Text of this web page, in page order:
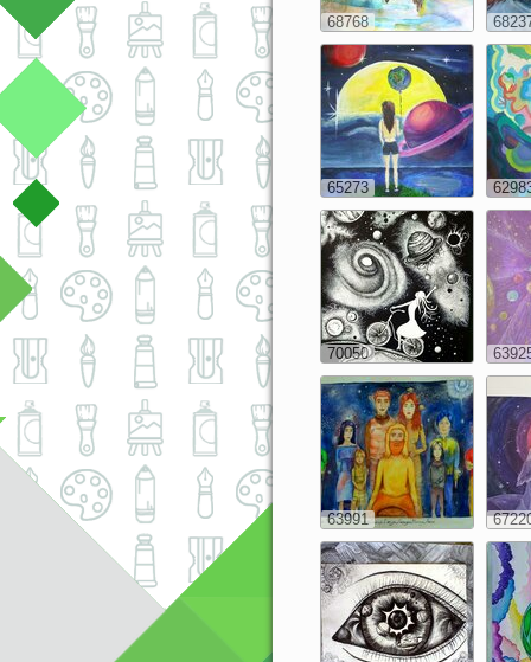
68768
65273
70050
63991